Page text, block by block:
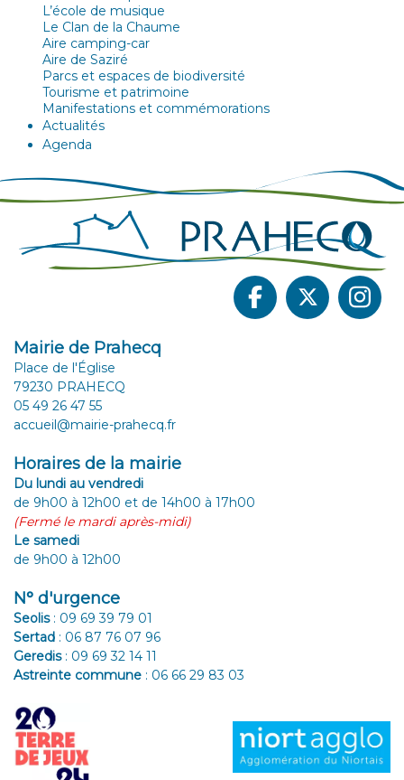
L’école de musique
Le Clan de la Chaume
Aire camping-car
Aire de Saziré
Parcs et espaces de biodiversité
Tourisme et patrimoine
Manifestations et commémorations
Actualités
Agenda
Mairie de Prahecq
Place de l'Église
79230 PRAHECQ
05 49 26 47 55
accueil@mairie-prahecq.fr
Horaires de la mairie
Du lundi au vendredi
de 9h00 à 12h00 et de 14h00 à 17h00
(Fermé le mardi après-midi)
Le samedi
de 9h00 à 12h00
N° d'urgence
Seolis: 09 69 39 79 01
Sertad : 06 87 76 07 96
Geredis: 09 69 32 14 11
Astreinte commune : 06 66 29 83 03